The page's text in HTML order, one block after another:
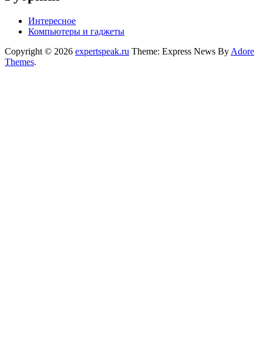
Интересное
Компьютеры и гаджеты
Copyright © 2026 expertspeak.ru Theme: Express News By Adore
Themes.